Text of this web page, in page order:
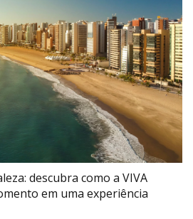
descubra como a VIVA
em uma experiência